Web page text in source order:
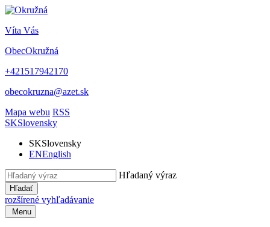
Víta Vás
ObecOkružná
+421517942170
obecokruzna@azet.sk
Mapa webu RSS
SKSlovensky
SKSlovensky
ENEnglish
Hľadaný výraz
Hľadať
rozšírené vyhľadávanie
Menu